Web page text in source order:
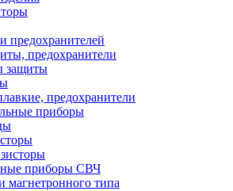
предохранителей
предохранители
защиты
предохранители
приборы
приборы СВЧ
магнетронного типа